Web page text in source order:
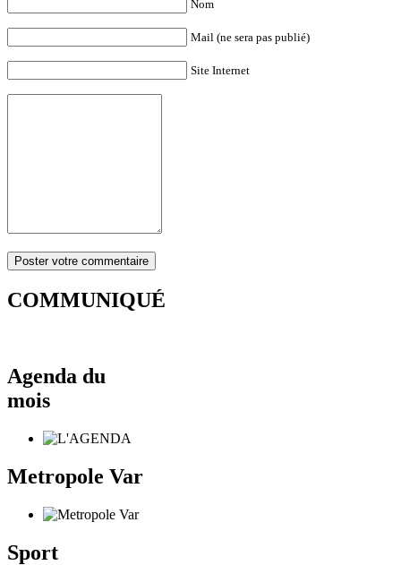
Nom
Mail (ne sera pas publié)
Site Internet
COMMUNIQUÉ
Agenda du
mois
Metropole Var
Sport